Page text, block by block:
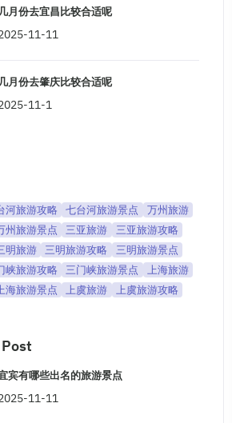
月份去宜昌比较合适呢
11-11
月份去肇庆比较合适呢
11-1
河旅游攻略 七台河旅游景点
万州旅游
州旅游景点 三亚旅游
三亚旅游攻略
明旅游 三明旅游攻略
三明旅游景点
峡旅游攻略 三门峡旅游景点
上海旅游
海旅游景点 上虞旅游 上虞旅游攻略
宾有哪些出名的旅游景点
11-11